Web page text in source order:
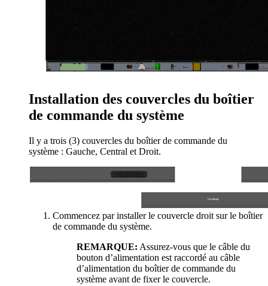
Installation des couvercles du boîtier
de commande du système
Il y a trois (3) couvercles du boîtier de commande du
système : Gauche, Central et Droit.
Commencez par installer le couvercle droit sur le boîtier
de commande du système.
REMARQUE: Assurez-vous que le câble du
bouton d’alimentation est raccordé au câble
d’alimentation du boîtier de commande du
système avant de fixer le couvercle.